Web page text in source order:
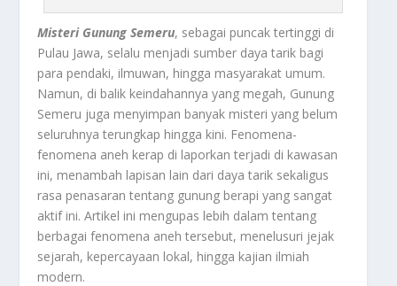
Misteri Gunung Semeru, sebagai puncak tertinggi di
Pulau Jawa, selalu menjadi sumber daya tarik bagi
para pendaki, ilmuwan, hingga masyarakat umum.
Namun, di balik keindahannya yang megah, Gunung
Semeru juga menyimpan banyak misteri yang belum
seluruhnya terungkap hingga kini. Fenomena-
fenomena aneh kerap di laporkan terjadi di kawasan
ini, menambah lapisan lain dari daya tarik sekaligus
rasa penasaran tentang gunung berapi yang sangat
aktif ini. Artikel ini mengupas lebih dalam tentang
berbagai fenomena aneh tersebut, menelusuri jejak
sejarah, kepercayaan lokal, hingga kajian ilmiah
modern.